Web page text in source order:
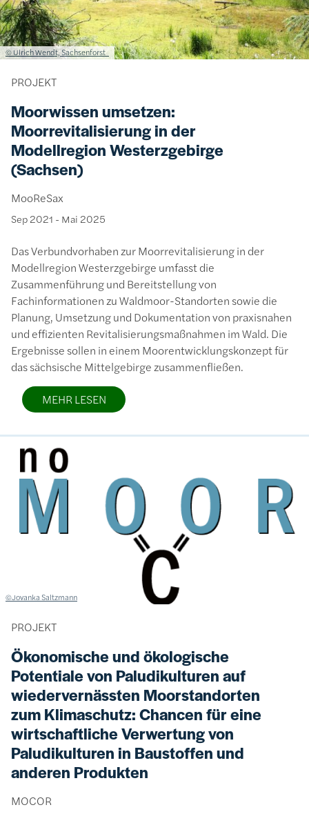
Lizenzinformationen einschließlich Urheberrecht
© Ulrich Wendt, Sachsenforst
PROJEKT
Moorwissen umsetzen:
Moorrevitalisierung in der
Modellregion Westerzgebirge
(Sachsen)
MooReSax
Sep 2021 - Mai 2025
Das Verbundvorhaben zur Moorrevitalisierung in der
Modellregion Westerzgebirge umfasst die
Zusammenführung und Bereitstellung von
Fachinformationen zu Waldmoor-Standorten sowie die
Planung, Umsetzung und Dokumentation von praxisnahen
und effizienten Revitalisierungsmaßnahmen im Wald. Die
Ergebnisse sollen in einem Moorentwicklungskonzept für
das sächsische Mittelgebirge zusammenfließen.
MEHR LESEN
Lizenzinformationen einschließlich Urheberrecht
©Jovanka Saltzmann
PROJEKT
Ökonomische und ökologische
Potentiale von Paludikulturen auf
wiedervernässten Moorstandorten
zum Klimaschutz: Chancen für eine
wirtschaftliche Verwertung von
Paludikulturen in Baustoffen und
anderen Produkten
MOCOR